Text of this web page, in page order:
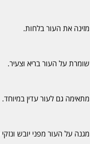
מזינה את העור בלחות.
שומרת על העור בריא וצעיר.
מתאימה גם לעור עדין במיוחד.
מגנה על העור מפני יובש